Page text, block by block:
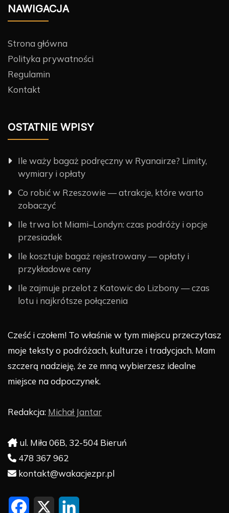
NAWIGACJA
Strona główna
Polityka prywatności
Regulamin
Kontakt
OSTATNIE WPISY
Ile waży bagaż podręczny w Ryanairze? Limity,
wymiary i opłaty
Co robić w Rzeszowie — atrakcje, które warto
zobaczyć
Ile trwa lot Miami–Londyn: czas podróży i opcje
przesiadek
Ile kosztuje bagaż rejestrowany — opłaty i
przykładowe ceny
Ile zajmuje przelot z Katowic do Lizbony — czas
lotu i najkrótsze połączenia
Cześć i czołem! To właśnie w tym miejscu przeczytasz
moje teksty o podróżach, kulturze i tradycjach. Mam
szczerą nadzieję, że ze mną wybierzesz idealne
miejsce na odpoczynek.
Redakcja: Michał Jantar
ul. Miła 06B, 32-504 Bieruń
478 367 962
kontakt@wakacjezpr.pl
F X